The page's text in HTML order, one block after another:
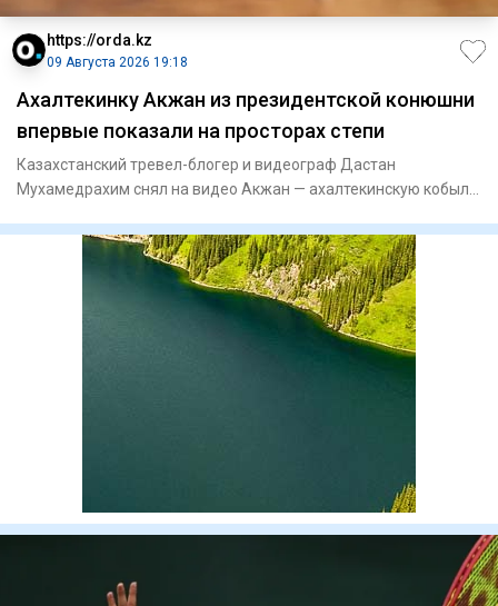
https://orda.kz
09 Августа 2026 19:18
Ахалтекинку Акжан из президентской конюшни
впервые показали на просторах степи
Казахстанский тревел-блогер и видеограф Дастан
Мухамедрахим снял на видео Акжан — ахалтекинскую кобылу